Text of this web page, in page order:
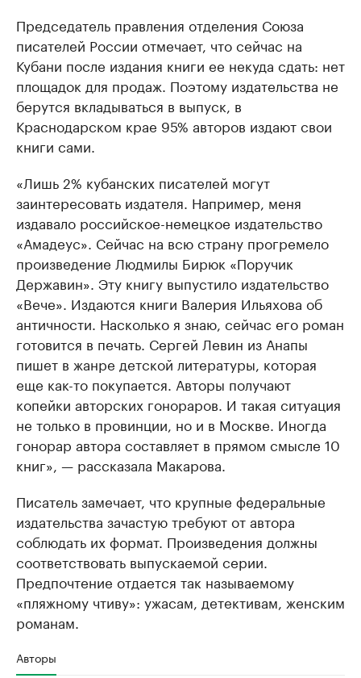
Председатель правления отделения Союза
писателей России отмечает, что сейчас на
Кубани после издания книги ее некуда сдать: нет
площадок для продаж. Поэтому издательства не
берутся вкладываться в выпуск, в
Краснодарском крае 95% авторов издают свои
книги сами.
«Лишь 2% кубанских писателей могут
заинтересовать издателя. Например, меня
издавало российское-немецкое издательство
«Амадеус». Сейчас на всю страну прогремело
произведение Людмилы Бирюк «Поручик
Державин». Эту книгу выпустило издательство
«Вече». Издаются книги Валерия Ильяхова об
античности. Насколько я знаю, сейчас его роман
готовится в печать. Сергей Левин из Анапы
пишет в жанре детской литературы, которая
еще как-то покупается. Авторы получают
копейки авторских гонораров. И такая ситуация
не только в провинции, но и в Москве. Иногда
гонорар автора составляет в прямом смысле 10
книг», — рассказала Макарова.
Писатель замечает, что крупные федеральные
издательства зачастую требуют от автора
соблюдать их формат. Произведения должны
соответствовать выпускаемой серии.
Предпочтение отдается так называемому
«пляжному чтиву»: ужасам, детективам, женским
романам.
Авторы